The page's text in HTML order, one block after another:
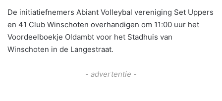
De initiatiefnemers Abiant Volleybal vereniging Set Uppers
en 41 Club Winschoten overhandigen om 11:00 uur het
Voordeelboekje Oldambt voor het Stadhuis van
Winschoten in de Langestraat.
- advertentie -